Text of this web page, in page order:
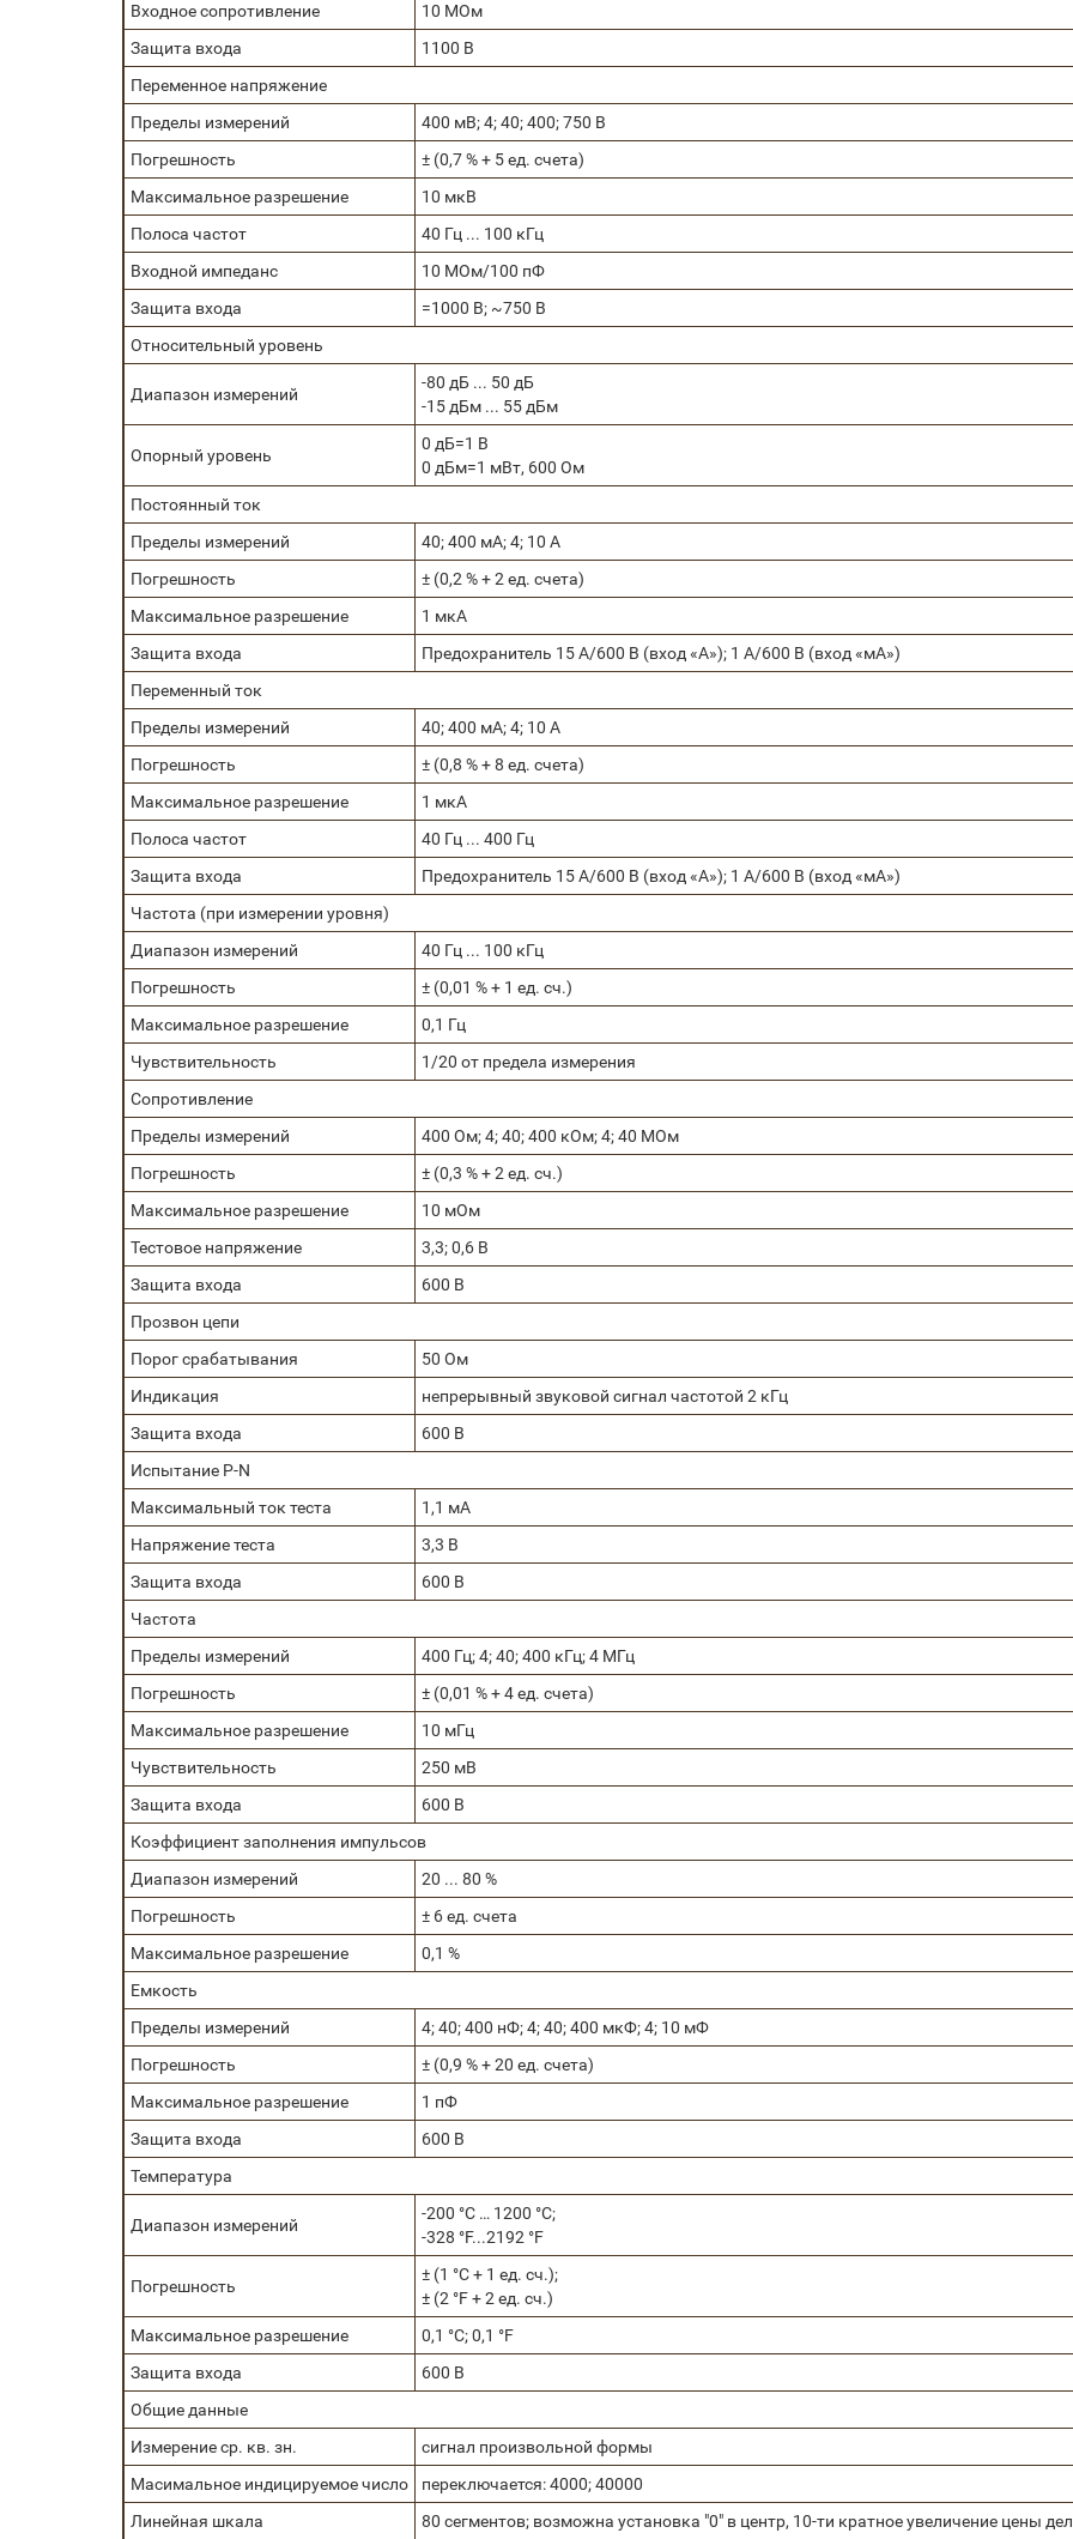
Входное сопротивление
10 МОм
Защита входа
1100 В
Переменное напряжение
Пределы измерений
400 мВ; 4; 40; 400; 750 В
Погрешность
± (0,7 % + 5 ед. счета)
Максимальное разрешение
10 мкВ
Полоса частот
40 Гц ... 100 кГц
Входной импеданс
10 МОм/100 пФ
Защита входа
=1000 В; ~750 В
Относительный уровень
Диапазон измерений
-80 дБ ... 50 дБ
-15 дБм ... 55 дБм
Опорный уровень
0 дБ=1 В
0 дБм=1 мВт, 600 Ом
Постоянный ток
Пределы измерений
40; 400 мА; 4; 10 А
Погрешность
± (0,2 % + 2 ед. счета)
Максимальное разрешение
1 мкА
Защита входа
Предохранитель 15 А/600 В (вход «А»); 1 А/600 В (вход «мА»)
Переменный ток
Пределы измерений
40; 400 мА; 4; 10 А
Погрешность
± (0,8 % + 8 ед. счета)
Максимальное разрешение
1 мкА
Полоса частот
40 Гц ... 400 Гц
Защита входа
Предохранитель 15 А/600 В (вход «А»); 1 А/600 В (вход «мА»)
Частота (при измерении уровня)
Диапазон измерений
40 Гц ... 100 кГц
Погрешность
± (0,01 % + 1 ед. сч.)
Максимальное разрешение
0,1 Гц
Чувствительность
1/20 от предела измерения
Сопротивление
Пределы измерений
400 Ом; 4; 40; 400 кОм; 4; 40 МОм
Погрешность
± (0,3 % + 2 ед. сч.)
Максимальное разрешение
10 мОм
Тестовое напряжение
3,3; 0,6 В
Защита входа
600 В
Прозвон цепи
Порог срабатывания
50 Ом
Индикация
непрерывный звуковой сигнал частотой 2 кГц
Защита входа
600 В
Испытание P-N
Максимальный ток теста
1,1 мА
Напряжение теста
3,3 В
Защита входа
600 В
Частота
Пределы измерений
400 Гц; 4; 40; 400 кГц; 4 МГц
Погрешность
± (0,01 % + 4 ед. счета)
Максимальное разрешение
10 мГц
Чувствительность
250 мВ
Защита входа
600 В
Коэффициент заполнения импульсов
Диапазон измерений
20 ... 80 %
Погрешность
± 6 ед. счета
Максимальное разрешение
0,1 %
Емкость
Пределы измерений
4; 40; 400 нФ; 4; 40; 400 мкФ; 4; 10 мФ
Погрешность
± (0,9 % + 20 ед. счета)
Максимальное разрешение
1 пФ
Защита входа
600 В
Температура
Диапазон измерений
-200 °С … 1200 °С;
-328 °F...2192 °F
Погрешность
± (1 °С + 1 ед. сч.);
± (2 °F + 2 ед. сч.)
Максимальное разрешение
0,1 °С; 0,1 °F
Защита входа
600 В
Общие данные
Измерение ср. кв. зн.
сигнал произвольной формы
Масимальное индицируемое число
переключается: 4000; 40000
Линейная шкала
80 сегментов; возможна установка "0" в центр, 10-ти кратное увеличение цены